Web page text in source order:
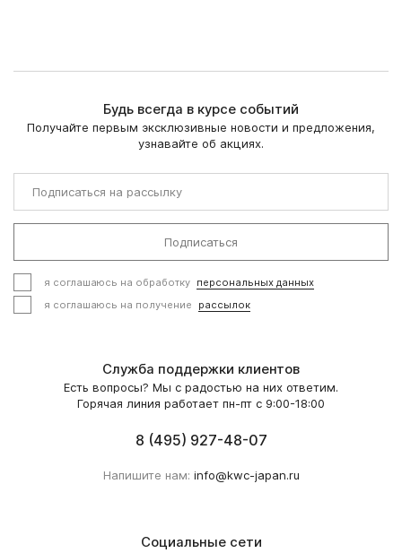
Будь всегда в курсе событий
Получайте первым эксклюзивные новости и предложения,
узнавайте об акциях.
Подписаться
я соглашаюсь на обработку персональных данных
я соглашаюсь на получение
рассылок
Служба поддержки клиентов
Есть вопросы? Мы с радостью на них ответим.
Горячая линия работает пн-пт с 9:00-18:00
8 (495) 927-48-07
Напишите нам: info@kwc-japan.ru
Социальные сети